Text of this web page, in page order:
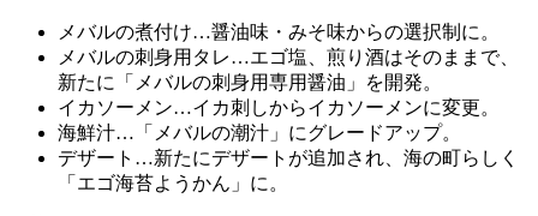
メバルの煮付け…醤油味・みそ味からの選択制に。
メバルの刺身用タレ…エゴ塩、煎り酒はそのままで、
新たに「メバルの刺身用専用醤油」を開発。
イカソーメン…イカ刺しからイカソーメンに変更。
海鮮汁…「メバルの潮汁」にグレードアップ。
デザート…新たにデザートが追加され、海の町らしく
「エゴ海苔ようかん」に。